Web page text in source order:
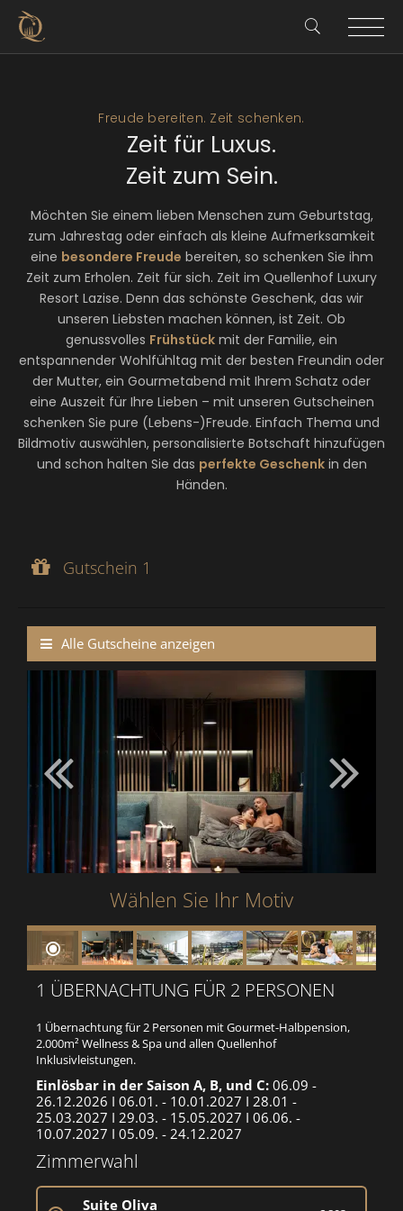
Zeit für Luxus.
Zeit zum Sein.
Freude bereiten. Zeit schenken.
Möchten Sie einem lieben Menschen zum Geburtstag,
zum Jahrestag oder einfach als kleine Aufmerksamkeit
eine besondere Freude bereiten, so schenken Sie ihm
Zeit zum Erholen. Zeit für sich. Zeit im Quellenhof Luxury
Resort Lazise. Denn das schönste Geschenk, das wir
unseren Liebsten machen können, ist Zeit. Ob
genussvolles Frühstück mit der Familie, ein
entspannender Wohlfühltag mit der besten Freundin oder
der Mutter, ein Gourmetabend mit Ihrem Schatz oder
eine Auszeit für Ihre Lieben – mit unseren Gutscheinen
schenken Sie pure (Lebens-)Freude. Einfach Thema und
Bildmotiv auswählen, personalisierte Botschaft hinzufügen
und schon halten Sie das perfekte Geschenkin den
Händen.
Gutscheinwert:
Gutschein 1
Alle Gutscheine anzeigen
Wählen Sie Ihr Motiv
1 ÜBERNACHTUNG FÜR 2 PERSONEN
1 Übernachtung für 2 Personen mit Gourmet-Halbpension,
2.000m² Wellness & Spa und allen Quellenhof
Inklusivleistungen.
Einlösbar in der Saison A, B, und C: 06.09 -
26.12.2026 I 06.01. - 10.01.2027 I 28.01 -
25.03.2027 I 29.03. - 15.05.2027 I 06.06. -
10.07.2027 I 05.09. - 24.12.2027
Zimmerwahl
Suite Oliva